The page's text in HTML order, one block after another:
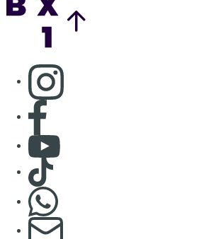
Consulter page Instagram
Consulter page Facebook
Consulter Youtube
Consulter TikTok
S'abonner à notre newsletter